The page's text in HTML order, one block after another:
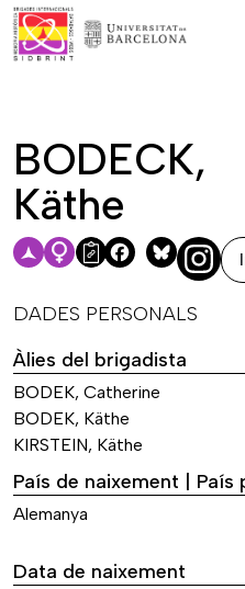
BODECK,
Käthe
Facebook
Bluesky
DADES PERSONALS
Àlies del brigadista
BODEK, Catherine
BODEK, Käthe
KIRSTEIN, Käthe
País de naixement | País
Alemanya
Data de naixement